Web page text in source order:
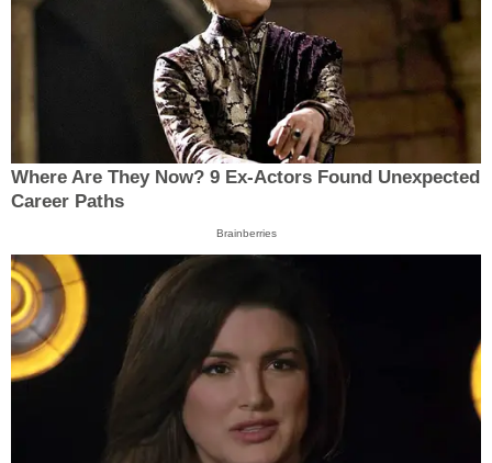
Where Are They Now? 9 Ex-Actors Found Unexpected
Career Paths
Brainberries